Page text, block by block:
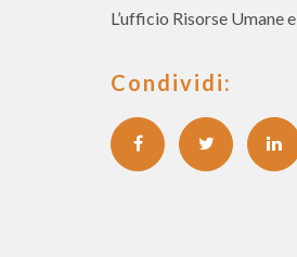
L’ufficio Risorse Umane
Condividi: